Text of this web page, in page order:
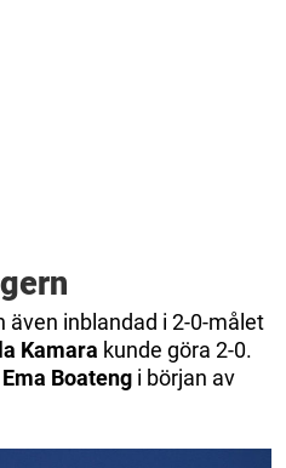
även inblandad i 2-0-målet
Kamara kunde göra 2-0.
Ema Boateng i början av